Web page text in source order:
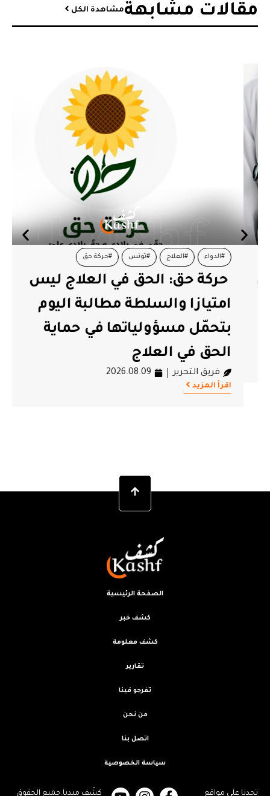
مقالات مشابهة​مشاهدة الكل
#الدواء #العلاج #تونس #حركة حق
حركة حق: الحق في العلاج ليس
امتيازا والسلطة مطالبة اليوم
بتحمّل مسؤولياتها في حماية
الحق في العلاج
فريق التحرير 2026.08.09
اقرأ المزيد
تجدنا على مواقع كشْف ميديا.جميع الحقوق
الصفحة الرئيسية
كشف خبر
كشف معلومة
تقارير
تفرجو فينا
من نحن
اتصل بنا
سياسة الخصوصية